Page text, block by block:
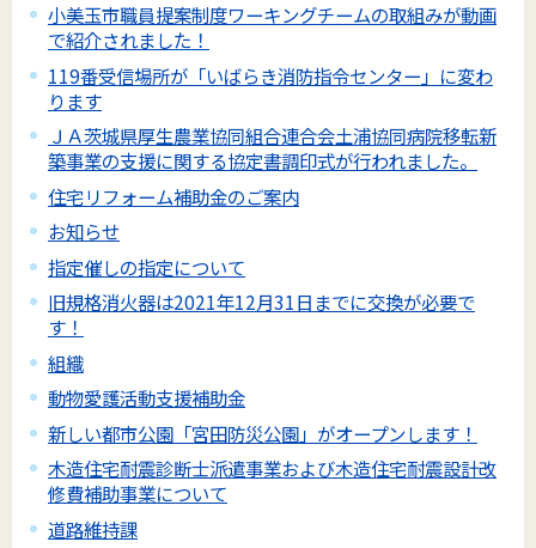
小美玉市職員提案制度ワーキングチームの取組みが動画
で紹介されました！
119番受信場所が「いばらき消防指令センター」に変わ
ります
ＪＡ茨城県厚生農業協同組合連合会土浦協同病院移転新
築事業の支援に関する協定書調印式が行われました。
住宅リフォーム補助金のご案内
お知らせ
指定催しの指定について
旧規格消火器は2021年12月31日までに交換が必要で
す！
組織
動物愛護活動支援補助金
新しい都市公園「宮田防災公園」がオープンします！
木造住宅耐震診断士派遣事業および木造住宅耐震設計改
修費補助事業について
道路維持課